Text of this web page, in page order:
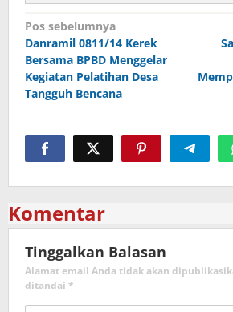
Navigasi
pos
Pos sebelumnya
Danramil 0811/14 Kerek
Bersama BPBD Menggelar
Kegiatan Pelatihan Desa
Tangguh Bencana
Komentar
Tinggalkan Balasan
Alamat email Anda tidak akan
ditandai *